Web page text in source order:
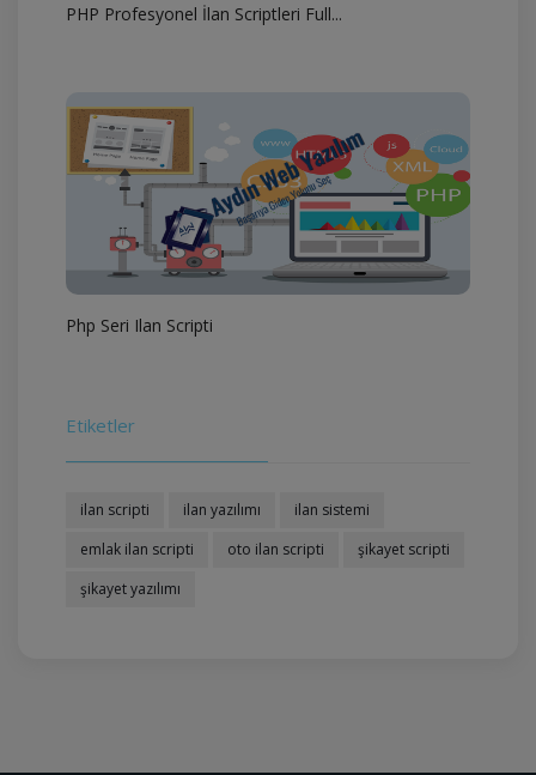
PHP Profesyonel İlan Scriptleri Full...
Php Seri Ilan Scripti
Etiketler
ilan scripti ilan yazılımı
ilan sistemi
emlak ilan scripti
oto ilan scripti
şikayet scripti
şikayet yazılımı